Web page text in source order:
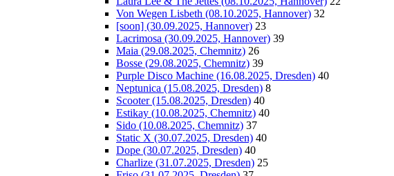
Von Wegen Lisbeth (08.10.2025, Hannover) 32
[soon] (30.09.2025, Hannover) 23
Lacrimosa (30.09.2025, Hannover) 39
Maia (29.08.2025, Chemnitz) 26
Bosse (29.08.2025, Chemnitz) 39
Purple Disco Machine (16.08.2025, Dresden) 40
Neptunica (15.08.2025, Dresden) 8
Scooter (15.08.2025, Dresden) 40
Estikay (10.08.2025, Chemnitz) 40
Sido (10.08.2025, Chemnitz) 37
Static X (30.07.2025, Dresden) 40
Dope (30.07.2025, Dresden) 40
Charlize (31.07.2025, Dresden) 25